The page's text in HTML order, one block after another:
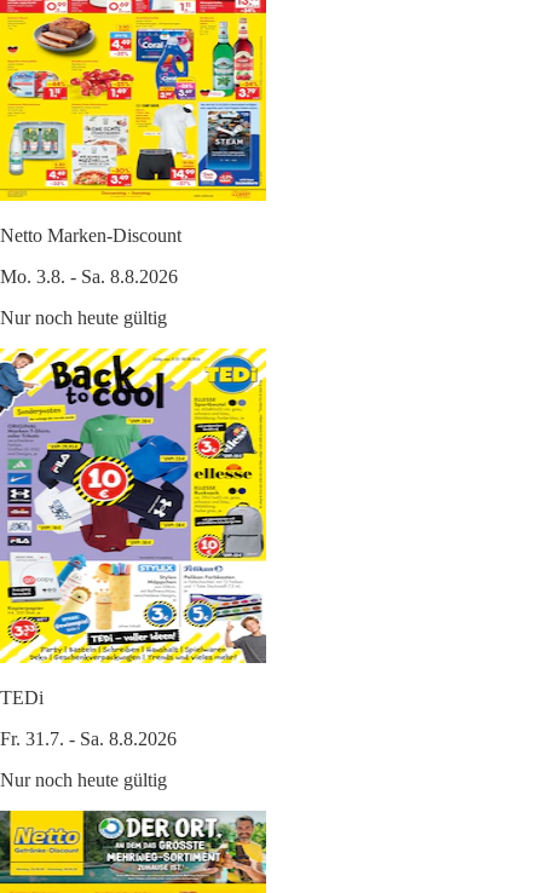
Netto Marken-Discount
Mo. 3.8. - Sa. 8.8.2026
Nur noch heute gültig
TEDi
Fr. 31.7. - Sa. 8.8.2026
Nur noch heute gültig